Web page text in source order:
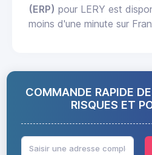
(ERP) pour LERY est
moins d'une minute sur
COMMANDE RAPIDE
RISQUES ET